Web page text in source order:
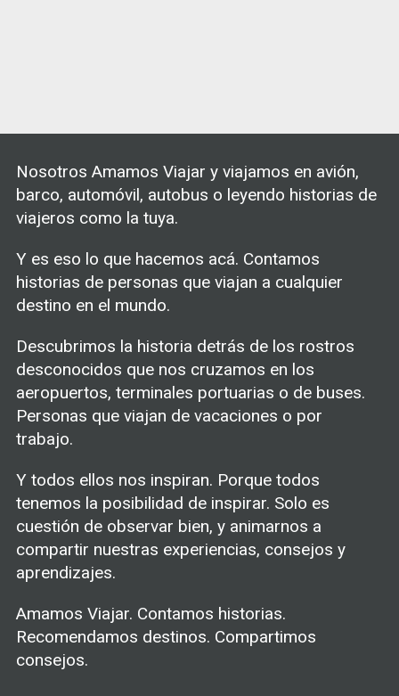
Nosotros Amamos Viajar y viajamos en avión,
barco, automóvil, autobus o leyendo historias de
viajeros como la tuya.
Y es eso lo que hacemos acá. Contamos
historias de personas que viajan a cualquier
destino en el mundo.
Descubrimos la historia detrás de los rostros
desconocidos que nos cruzamos en los
aeropuertos, terminales portuarias o de buses.
Personas que viajan de vacaciones o por
trabajo.
Y todos ellos nos inspiran. Porque todos
tenemos la posibilidad de inspirar. Solo es
cuestión de observar bien, y animarnos a
compartir nuestras experiencias, consejos y
aprendizajes.
Amamos Viajar. Contamos historias.
Recomendamos destinos. Compartimos
consejos.